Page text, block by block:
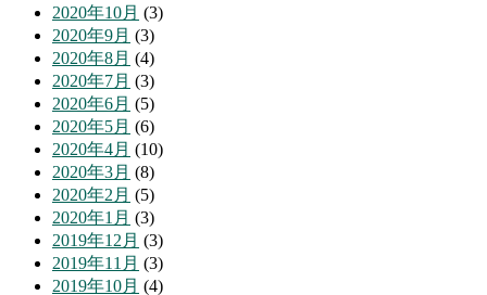
2020年10月 (3)
2020年9月 (3)
2020年8月 (4)
2020年7月 (3)
2020年6月 (5)
2020年5月 (6)
2020年4月 (10)
2020年3月 (8)
2020年2月 (5)
2020年1月 (3)
2019年12月 (3)
2019年11月 (3)
2019年10月 (4)